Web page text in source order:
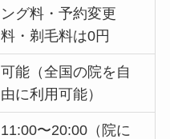
ング料・予約変更
料・剃毛料は0円
可能（全国の院を自
由に利用可能）
11:00〜20:00（院に